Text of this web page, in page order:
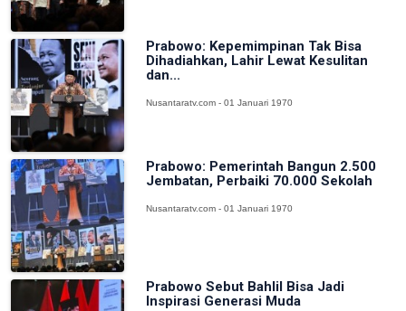
Prabowo: Kepemimpinan Tak Bisa
Dihadiahkan, Lahir Lewat Kesulitan
dan...
Nusantaratv.com - 01 Januari 1970
Prabowo: Pemerintah Bangun 2.500
Jembatan, Perbaiki 70.000 Sekolah
Nusantaratv.com - 01 Januari 1970
Prabowo Sebut Bahlil Bisa Jadi
Inspirasi Generasi Muda